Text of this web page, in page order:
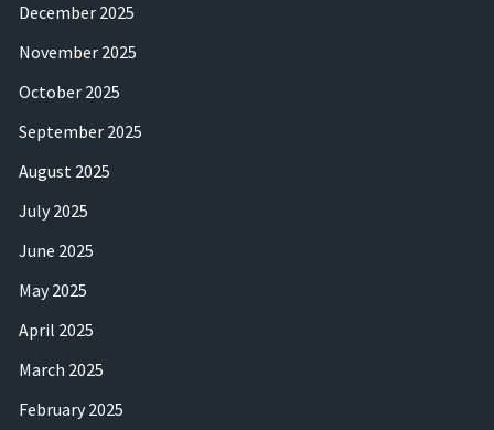
December 2025
November 2025
October 2025
September 2025
August 2025
July 2025
June 2025
May 2025
April 2025
March 2025
February 2025